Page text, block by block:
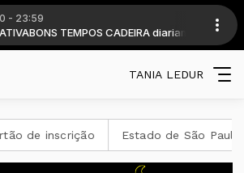
- 23:59
TEMPOS CADEIRA diariamente a partir das
- La Bamba BA 126
TANIA LEDUR
Estado de São Paulo